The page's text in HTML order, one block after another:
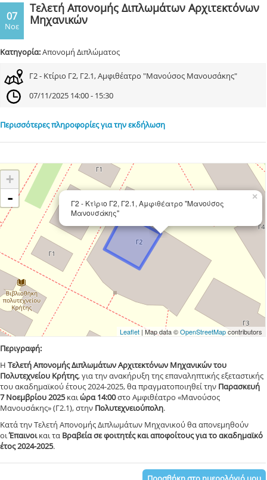
07
Νοε
Τελετή Απονομής Διπλωμάτων Αρχιτεκτόνων
Μηχανικών
Κατηγορία:Απονομή Διπλώματος
Γ2 - Κτίριο Γ2, Γ2.1, Αμφιθέατρο "Μανούσος Μανουσάκης"
07/11/2025 14:00 - 15:30
Περισσότερες πληροφορίες για την εκδήλωση
×
Γ2 - Κτίριο Γ2, Γ2.1, Αμφιθέατρο "Μανούσος
Μανουσάκης"
+
-
Leaflet| Map data ©OpenStreetMapcontributors
Περιγραφή:
Η Τελετή Απονομής Διπλωμάτων Αρχιτεκτόνων Μηχανικών του
Πολυτεχνείου Κρήτης, για την ανακήρυξη της επαναληπτικής εξεταστικής
του ακαδημαϊκού έτους 2024-2025, θα πραγματοποιηθεί την Παρασκευή
7 Νοεμβρίου 2025καιώρα 14:00στο Αμφιθέατρο «Μανούσος
Μανουσάκης» (Γ2.1), στην Πολυτεχνειούπολη.
Κατά την Τελετή Απονομής Διπλωμάτων Μηχανικού θα απονεμηθούν
οιΈπαινοικαι τα Βραβεία σε φοιτητές και αποφοίτους για το ακαδημαϊκό
έτος 2024-2025.